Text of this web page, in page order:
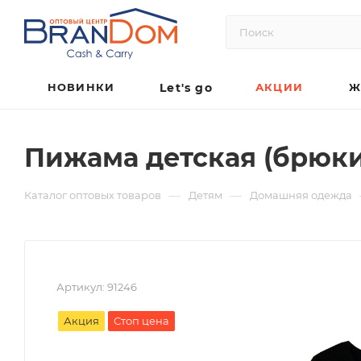
НОВИНКИ Let's go АКЦИИ
Пижама детская
Каталог оптовых товаров — Детям — Домашняя одежда
Артикул: 91246
Акция Стоп цена